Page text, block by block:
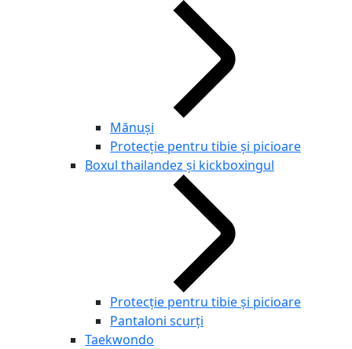
Mănuși
Protecție pentru tibie și picioare
Boxul thailandez și kickboxingul
Protecție pentru tibie și picioare
Pantaloni scurți
Taekwondo